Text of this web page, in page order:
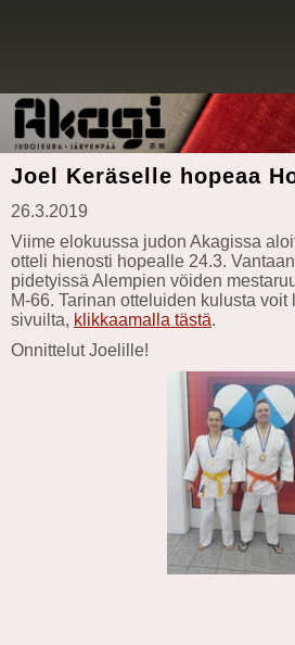
Joel Keräselle hopeaa
26.3.2019
Viime elokuussa judon Akagissa
otteli hienosti hopealle 24.3.
pidetyissä Alempien vöiden
M-66. Tarinan otteluiden kulusta voit
sivuilta, klikkaamalla tästä.
Onnittelut Joelille!